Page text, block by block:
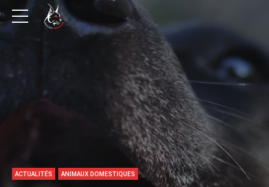
ACTUALITÉS ANIMAUX DOMESTIQUES